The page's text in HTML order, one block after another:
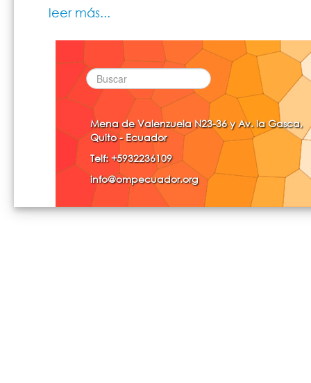
leer más...
Mena de Valenzuela N23-36 y Av. la Gasca,
Quito - Ecuador
Telf: +5932236109
info@ompecuador.org